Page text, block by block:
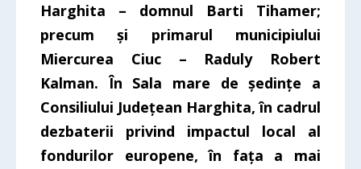
Harghita – domnul Barti Tihamer;
precum și primarul municipiului
Miercurea Ciuc – Raduly Robert
Kalman. În Sala mare de ședințe a
Consiliului Județean Harghita, în cadrul
dezbaterii privind impactul local al
fondurilor europene, în fața a mai